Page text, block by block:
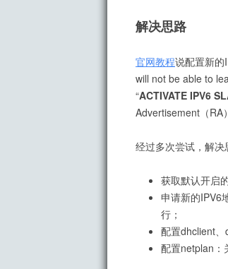
解决思路
官网教程说配置新的
will not be able to
“ACTIVATE IPV6
Advertisement（RA
经过多次尝试，解决
获取默认开启
申请新的IPV6
行；
配置dhclient
配置netplan：